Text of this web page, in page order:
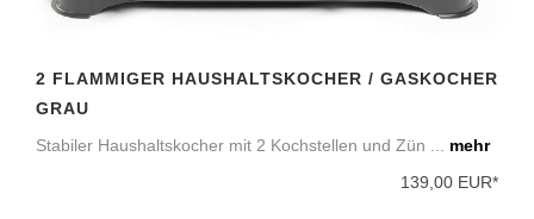
2 FLAMMIGER HAUSHALTSKOCHER / GASKOCHER
GRAU
Stabiler Haushaltskocher mit 2 Kochstellen und Zün ... mehr
139,00 EUR*